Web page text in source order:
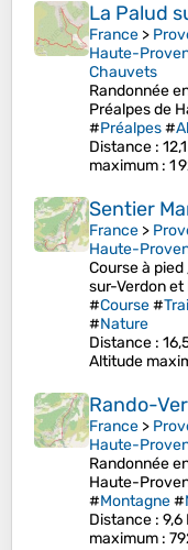
La Palud
France >
Haute-
Chauvets
Randonnée
Préalpes de
#Préalpes#
Distance :
maximum : 1
Sentier
France >
Haute-
Course à
sur-Verdon
#Course#
#Nature
Distance :
Altitude
Rando-
France >
Haute-
Randonnée
Haute-
#Montagne#
Distance : 9,6
maximum :